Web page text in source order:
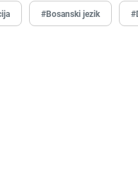
#Bosanski jezik